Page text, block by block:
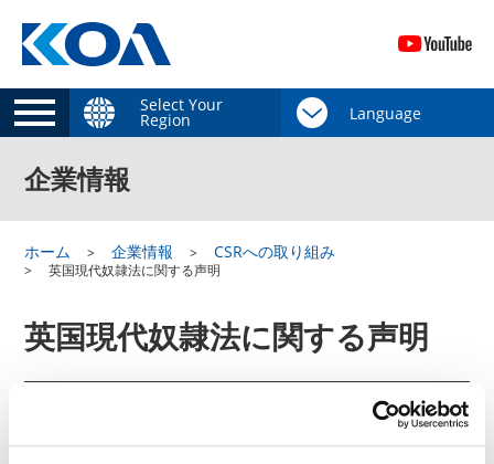
Select Your
Region
企業情報
ホーム 企業情報 CSRへの取り組み
英国現代奴隷法に関する声明
英国現代奴隷法に関する声明
英国現代奴隷法に基づき、奴隷労働及び人身取引を防止する取